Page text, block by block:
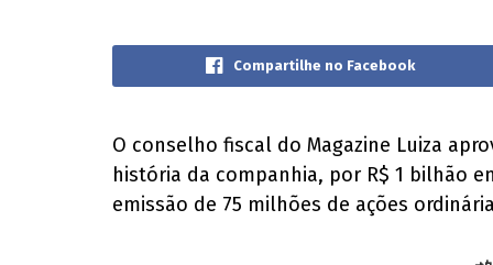
Compartilhe no Facebook
O conselho fiscal do Magazine Luiza
história da companhia, por R$ 1 bilhão
emissão de 75 milhões de ações